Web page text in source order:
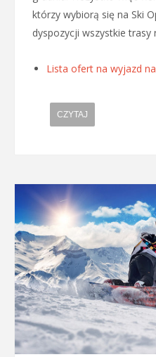
którzy wybiorą się na Ski
dyspozycji wszystkie trasy
Lista ofert na wyjazd
CZYTAJ